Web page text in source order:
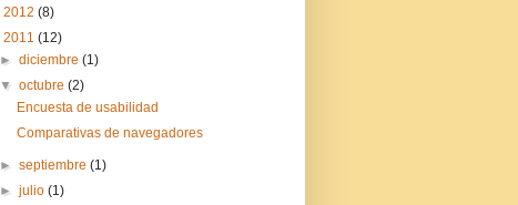
2012 (8)
2011 (12)
►diciembre(1)
▼octubre(2)
Encuesta de usabilidad
Comparativas de navegadores
►septiembre(1)
►julio(1)